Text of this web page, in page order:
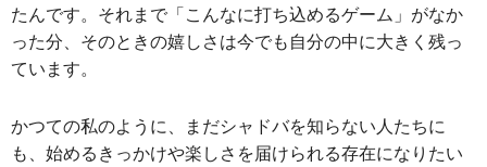
たんです。それまで「こんなに打ち込めるゲーム」がなか
った分、そのときの嬉しさは今でも自分の中に大きく残っ
ています。
かつての私のように、まだシャドバを知らない人たちに
も、始めるきっかけや楽しさを届けられる存在になりたい